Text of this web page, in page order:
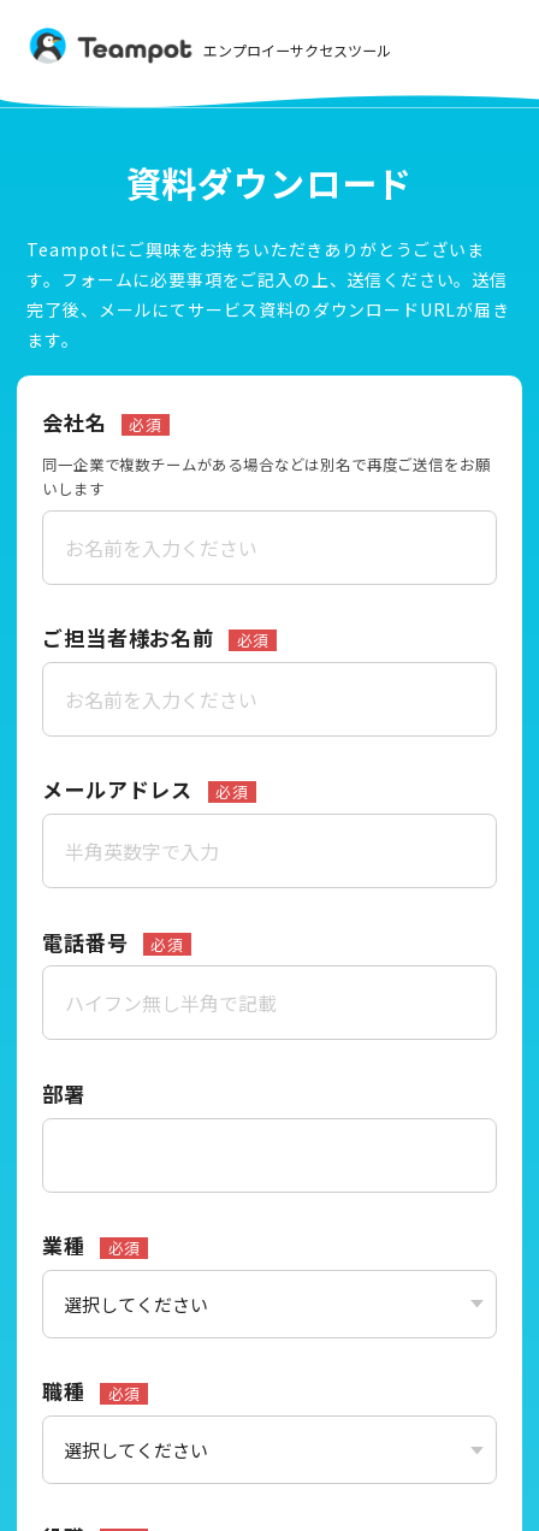
エンプロイーサクセスツール
資料ダウンロード
Teampotにご興味をお持ちいただきありがとうございま
す。 フォームに必要事項をご記入の上、送信ください。 送信
完了後、メールにてサービス資料のダウンロードURLが届き
ます。
会社名 必須
同一企業で複数チームがある場合などは別名で再度ご送信をお願
いします
ご担当者様お名前 必須
メールアドレス 必須
電話番号 必須
部署
業種 必須
職種 必須